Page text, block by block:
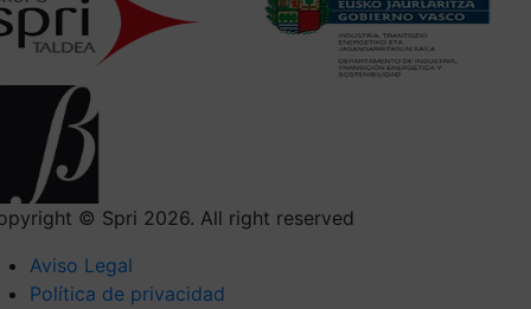
© Spri 2026. All right reserved
Aviso Legal
Política de privacidad